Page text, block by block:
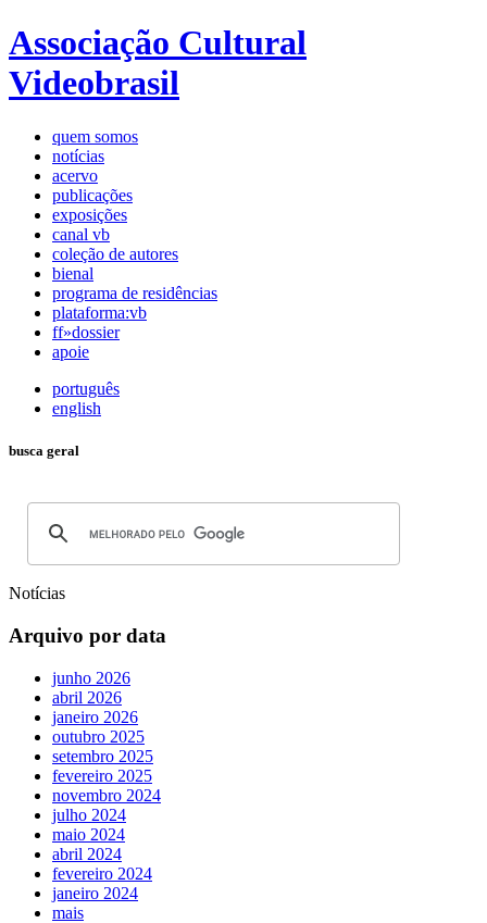
Associação Cultural
Videobrasil
quem somos
notícias
acervo
publicações
exposições
canal vb
coleção de autores
bienal
programa de residências
plataforma:vb
ff»dossier
apoie
português
english
busca geral
Notícias
Arquivo por data
junho 2026
abril 2026
janeiro 2026
outubro 2025
setembro 2025
fevereiro 2025
novembro 2024
julho 2024
maio 2024
abril 2024
fevereiro 2024
janeiro 2024
mais